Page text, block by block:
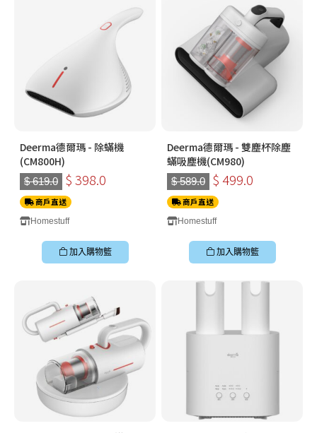
Deerma德爾瑪 - 除蟎機
(CM800H)
$ 619.0 $ 398.0
商戶直送
Homestuff
加入購物籃
Deerma德爾瑪 - 雙塵杯除塵
蟎吸塵機(CM980)
$ 589.0 $ 499.0
商戶直送
Homestuff
加入購物籃